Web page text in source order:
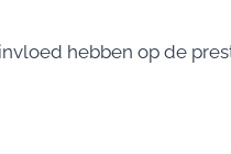
hebben op de